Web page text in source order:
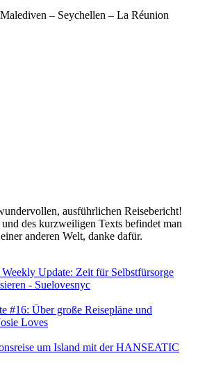
– Seychellen – La Réunion
ausführlichen Reisebericht!
des kurzweiligen Texts befindet man
anderen Welt, danke dafür.
Weekly Update: Zeit für Selbstfürsorge
- Suelovesnyc
#16: Über große Reisepläne und
Loves
um Island mit der HANSEATIC